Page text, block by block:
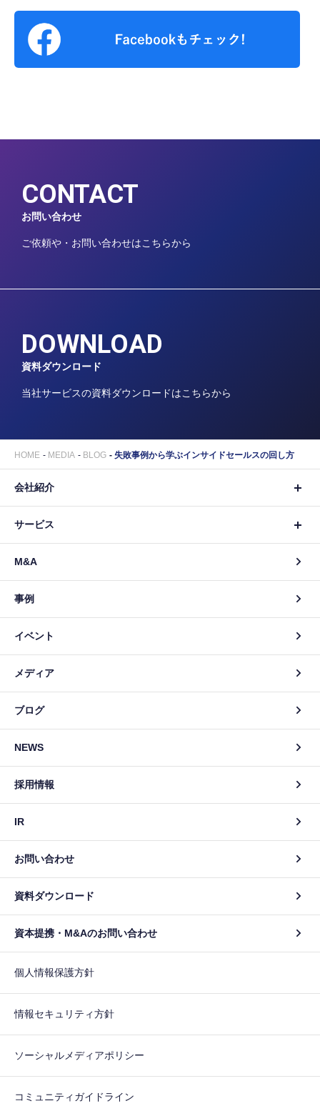
CONTACT
お問い合わせ
ご依頼や・お問い合わせはこちらから
DOWNLOAD
資料ダウンロード
当社サービスの資料ダウンロードはこちらから
HOME MEDIA BLOG 失敗事例から学ぶインサイドセールスの回し方
会社紹介
サービス
M&A
事例
イベント
メディア
ブログ
NEWS
採用情報
IR
お問い合わせ
資料ダウンロード
資本提携・M&Aのお問い合わせ
個人情報保護方針
情報セキュリティ方針
ソーシャルメディアポリシー
コミュニティガイドライン